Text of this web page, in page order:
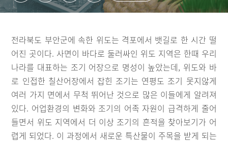
전라북도 부안군에 속한 위도는 격포에서 뱃길로 한 시간 떨
어진 곳이다. 사면이 바다로 둘러싸인 위도 지역은 한때 우리
나라를 대표하는 조기 어장으로 명성이 높았는데, 위도와 바
로 인접한 칠산어장에서 잡힌 조기는 연평도 조기 못지않게
여러 가지 면에서 무척 뛰어난 것으로 많은 이들에게 알려져
있다. 어업환경의 변화와 조기의 어족 자원이 급격하게 줄어
들면서 위도 지역에서 더 이상 조기의 흔적을 찾아보기가 어
렵게 되었다. 이 과정에서 새로운 특산물이 주목을 받게 되는